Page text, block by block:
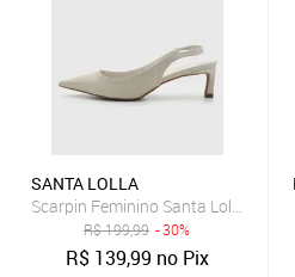
SANTA LOLLA
Scarpin Feminino Santa Lolla
R$199,99 - 30%
R$ 139,99 no Pix